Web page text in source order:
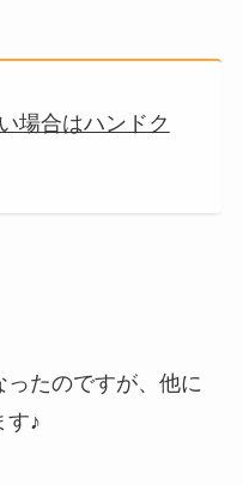
場合はハンドク
たのですが、他に
す♪